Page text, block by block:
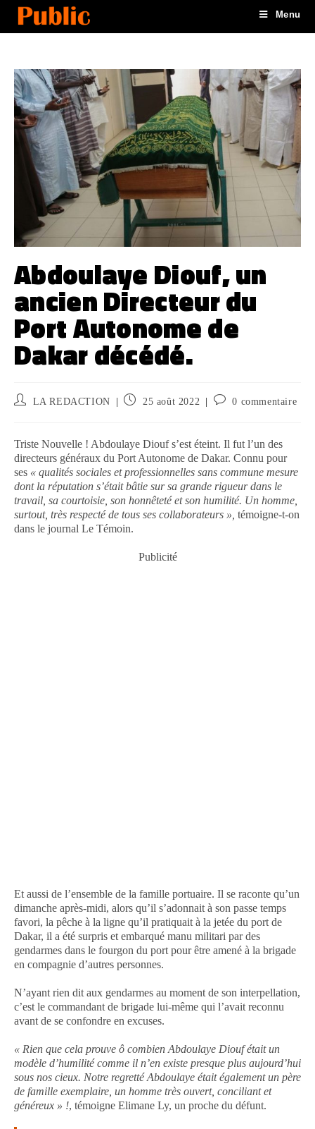
Menu
Abdoulaye Diouf, un
ancien Directeur du
Port Autonome de
Dakar décédé.
LA REDACTION 25 août 2022 0 commentaire
Triste Nouvelle ! Abdoulaye Diouf s’est éteint. Il fut l’un des
directeurs généraux du Port Autonome de Dakar. Connu pour
ses « qualités sociales et professionnelles sans commune mesure
dont la réputation s’était bâtie sur sa grande rigueur dans le
travail, sa courtoisie, son honnêteté et son humilité. Un homme,
surtout, très respecté de tous ses collaborateurs », témoigne-t-on
dans le journal Le Témoin.
Publicité
Et aussi de l’ensemble de la famille portuaire. Il se raconte qu’un
dimanche après-midi, alors qu’il s’adonnait à son passe temps
favori, la pêche à la ligne qu’il pratiquait à la jetée du port de
Dakar, il a été surpris et embarqué manu militari par des
gendarmes dans le fourgon du port pour être amené à la brigade
en compagnie d’autres personnes.
N’ayant rien dit aux gendarmes au moment de son interpellation,
c’est le commandant de brigade lui-même qui l’avait reconnu
avant de se confondre en excuses.
« Rien que cela prouve ô combien Abdoulaye Diouf était un
modèle d’humilité comme il n’en existe presque plus aujourd’hui
sous nos cieux. Notre regretté Abdoulaye était également un père
de famille exemplaire, un homme très ouvert, conciliant et
généreux » !, témoigne Elimane Ly, un proche du défunt.